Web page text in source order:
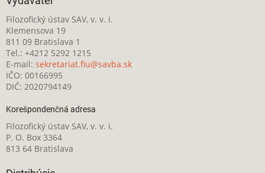
Filozofický ústav SAV, v. v. i.
Klemensova 19
811 09 Bratislava 1
Tel.: +4212 5292 1215
E-mail: sekretariat.fiu@savba.sk
IČO: 00166995
DIČ: 2020794149
Korešpondenčná adresa
Filozofický ústav SAV, v. v. i.
P. O. Box 3364
813 64 Bratislava